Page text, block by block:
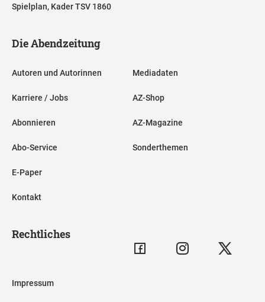
Spielplan, Kader TSV 1860
Die Abendzeitung
Autoren und Autorinnen
Karriere / Jobs
Abonnieren
Abo-Service
E-Paper
Kontakt
Mediadaten
AZ-Shop
AZ-Magazine
Sonderthemen
Rechtliches
Impressum